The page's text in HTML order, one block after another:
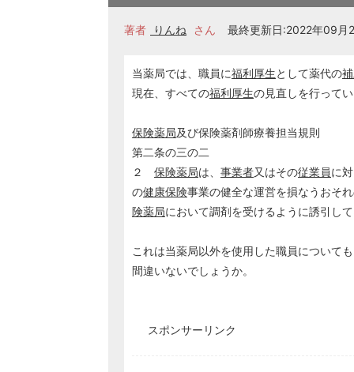
著者 りんね さん 最終更新日:2022年09月
当薬局では、職員に福利厚生として薬代の
現在、すべての福利厚生の見直しを行って
保険薬局及び保険薬剤師療養担当規則
第二条の三の二
２ 保険薬局は、 事業者又はその従業員に
の健康保険事業の健全な運営を損なうおそ
険薬局において調剤を受けるように誘引し
これは当薬局以外を使用した職員について
間違いないでしょうか。
スポンサーリンク